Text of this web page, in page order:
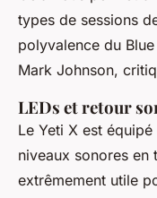
types de sessions
polyvalence du
Mark Johnson,
LEDs et retour
Le Yeti X est
niveaux sonores en
extrêmement utile